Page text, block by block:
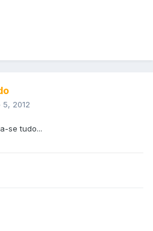
5, 2012
se tudo...